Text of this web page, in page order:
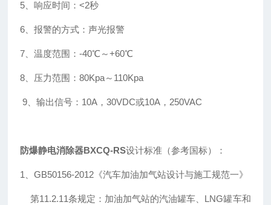
5、响应时间：<2秒
6、报警的方式：声光报警
7、温度范围：-40℃～+60℃
8、压力范围：80Kpa～110Kpa
9、输出信号：10A，30VDC或10A，250VAC
防爆静电消除器BXCQ-RS设计标准（参考国标）：
1、GB50156-2012《汽车加油加气站设计与施工规范一》
第11.2.11条规定：加油加气站的汽油罐车、LNG罐车和